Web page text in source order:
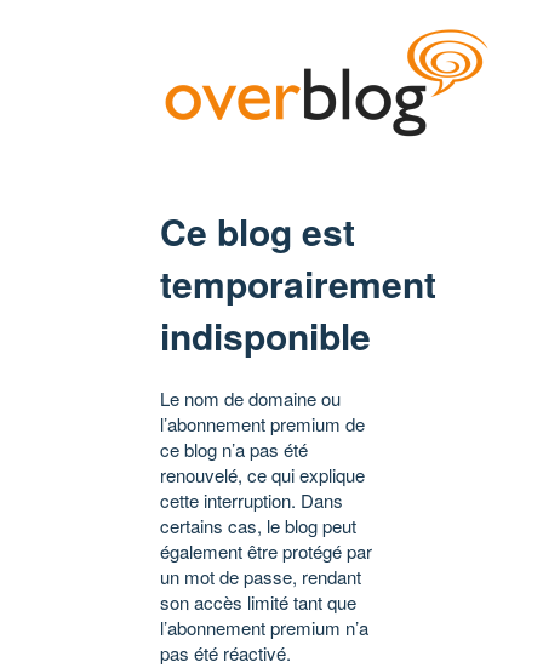
Ce blog est
temporairement
indisponible
Le nom de domaine ou
l’abonnement premium de
ce blog n’a pas été
renouvelé, ce qui explique
cette interruption. Dans
certains cas, le blog peut
également être protégé par
un mot de passe, rendant
son accès limité tant que
l’abonnement premium n’a
pas été réactivé.